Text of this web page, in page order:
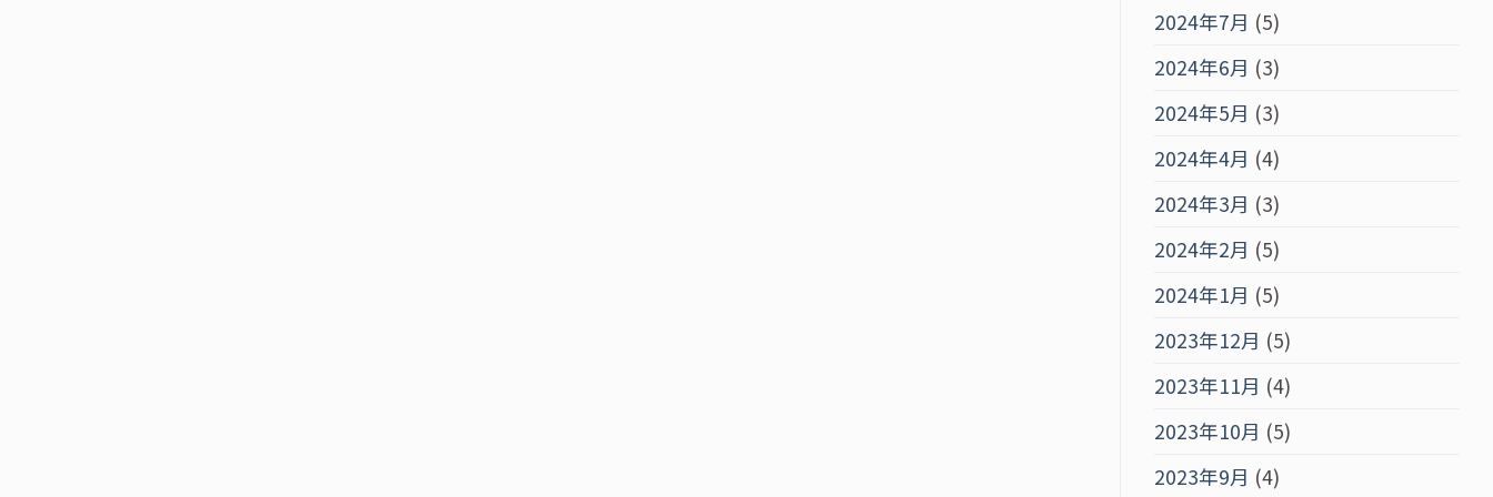
2024年7月 (5)
2024年6月 (3)
2024年5月 (3)
2024年4月 (4)
2024年3月 (3)
2024年2月 (5)
2024年1月 (5)
2023年12月 (5)
2023年11月 (4)
2023年10月 (5)
2023年9月 (4)